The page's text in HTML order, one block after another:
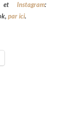
Instagram:
par ici.